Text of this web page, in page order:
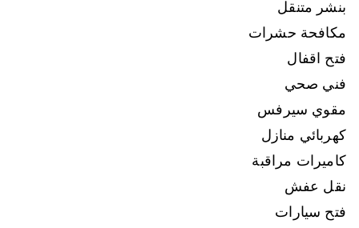
بنشر متنقل
مكافحة حشرات
فتح اقفال
فني صحي
مقوي سيرفس
كهربائي منازل
كاميرات مراقبة
نقل عفش
فتح سيارات